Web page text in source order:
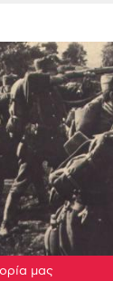
μας